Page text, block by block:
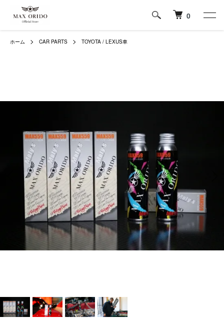
0
ホーム CAR PARTS TOYOTA / LEXUS車